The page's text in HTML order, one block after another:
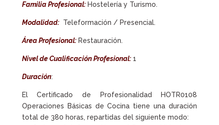
Familia Profesional:Hostelería y Turismo.
Modalidad:Teleformación / Presencial.
Área Profesional:Restauración.
Nivel de Cualificación Profesional:1
Duración:
El Certificado de Profesionalidad HOTR0108
Operaciones Básicas de Cocina tiene una duración
total de 380 horas, repartidas del siguiente modo: